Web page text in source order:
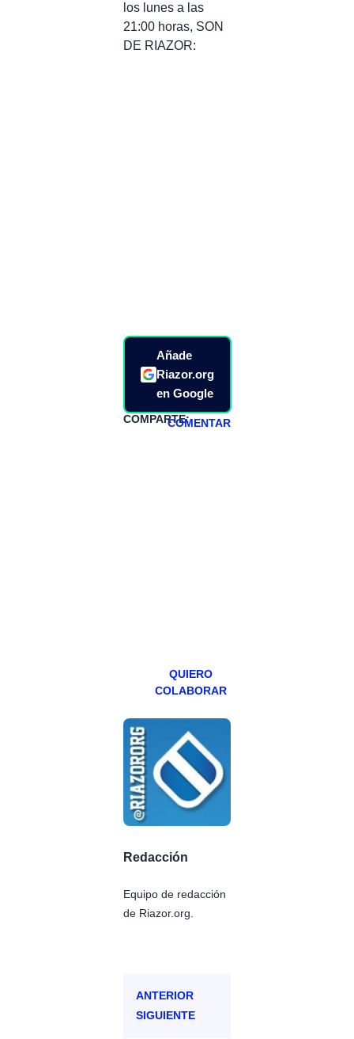
los lunes a las
21:00 horas, SON
DE RIAZOR:
Añade
Riazor.org
en Google
COMPARTE:COMENTAR
QUIERO
COLABORAR
Redacción
Equipo de redacción
de Riazor.org.
ANTERIOR
SIGUIENTE